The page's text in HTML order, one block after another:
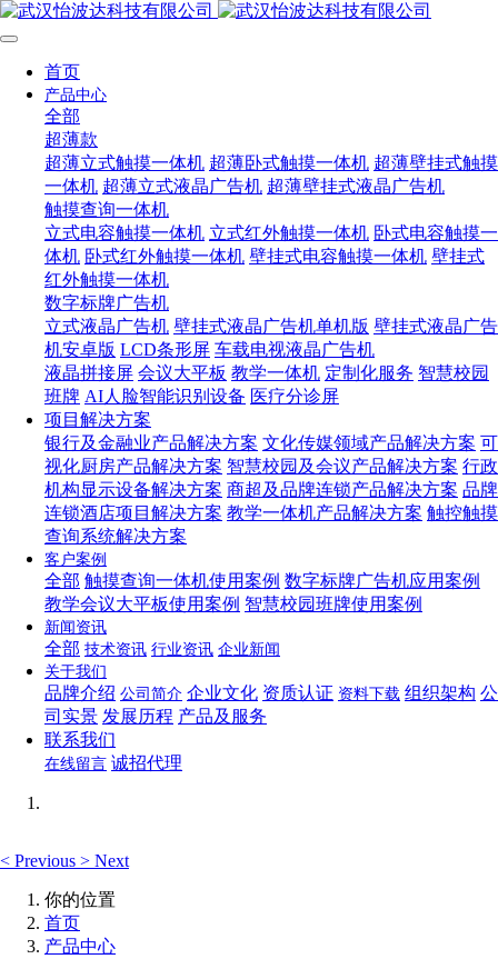
首页
产品中心
全部
超薄款
超薄立式触摸一体机 超薄卧式触摸一体机 超薄壁挂式触摸
一体机 超薄立式液晶广告机 超薄壁挂式液晶广告机
触摸查询一体机
立式电容触摸一体机 立式红外触摸一体机 卧式电容触摸一
体机 卧式红外触摸一体机 壁挂式电容触摸一体机 壁挂式
红外触摸一体机
数字标牌广告机
立式液晶广告机 壁挂式液晶广告机单机版 壁挂式液晶广告
机安卓版 LCD条形屏 车载电视液晶广告机
液晶拼接屏 会议大平板 教学一体机 定制化服务 智慧校园
班牌 AI人脸智能识别设备 医疗分诊屏
项目解决方案
银行及金融业产品解决方案 文化传媒领域产品解决方案 可
视化厨房产品解决方案 智慧校园及会议产品解决方案 行政
机构显示设备解决方案 商超及品牌连锁产品解决方案 品牌
连锁酒店项目解决方案 教学一体机产品解决方案 触控触摸
查询系统解决方案
客户案例
全部 触摸查询一体机使用案例 数字标牌广告机应用案例
教学会议大平板使用案例 智慧校园班牌使用案例
新闻资讯
全部 技术资讯 行业资讯 企业新闻
关于我们
品牌介绍 公司简介 企业文化 资质认证 资料下载 组织架构 公
司实景 发展历程 产品及服务
联系我们
在线留言 诚招代理
< Previous > Next
你的位置
首页
产品中心